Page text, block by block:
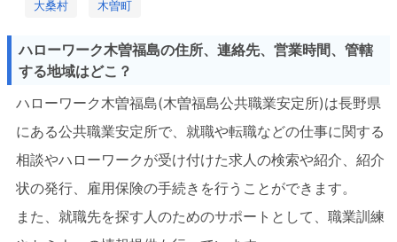
大桑村 木曽町
ハローワーク木曽福島の住所、連絡先、営業時間、管轄
する地域はどこ？
ハローワーク木曽福島(木曽福島公共職業安定所)は長野県
にある公共職業安定所で、就職や転職などの仕事に関する
相談やハローワークが受け付けた求人の検索や紹介、紹介
状の発行、雇用保険の手続きを行うことができます。
また、就職先を探す人のためのサポートとして、職業訓練